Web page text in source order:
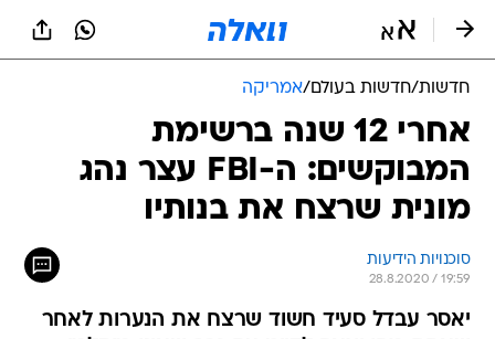
חדשות/חדשות בעולם/אמריקה
אחרי 12 שנה ברשימת
המבוקשים: ה-FBI עצר נהג
מונית שרצח את בנותיו
סוכנויות הידיעות
28.8.2020 / 19:59
יאסר עבדל סעיד חשוד שרצח את הנערות לאחר